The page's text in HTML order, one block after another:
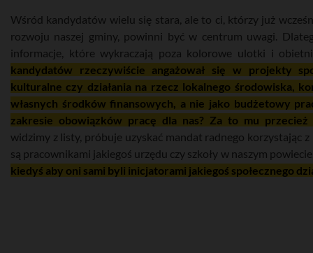
Wśród kandydatów wielu się stara, ale to ci, którzy już
rozwoju naszej gminy, powinni być w centrum uwagi.
informacje, które wykraczają poza kolorowe ulotki i
kandydatów rzeczywiście angażował się w projekty
kulturalne czy działania na rzecz lokalnego środowiska,
własnych środków finansowych, a nie jako budżetowy
zakresie obowiązków pracę dla nas? Za to mu przecież
widzimy z listy, próbuje uzyskać mandat radnego korzystając
są pracownikami jakiegoś urzędu czy szkoły w naszym
kiedyś aby oni sami byli inicjatorami jakiegoś społecznego